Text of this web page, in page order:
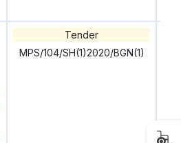
Tender
MPS/104/SH(1)2020/BGN(1)